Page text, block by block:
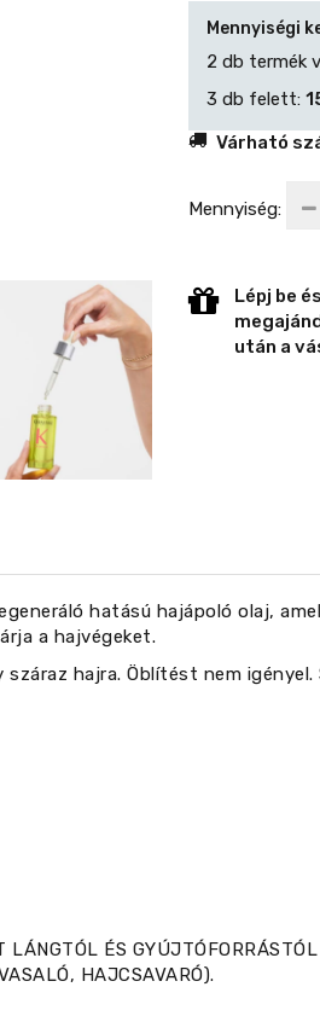
Mennyiségi
2 db termék
3 db felett:
Várható
Mennyiség:
Lépj be
után a
hatású hajápoló olaj,
a hajvégeket.
hajra. Öblítést nem
LÁNGTÓL ÉS
HAJCSAVARÓ).